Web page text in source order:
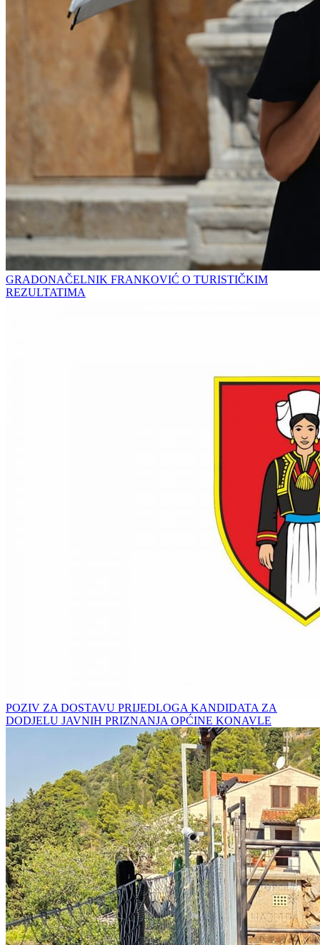
GRADONAČELNIK FRANKOVIĆ O TURISTIČKIM
REZULTATIMA
POZIV ZA DOSTAVU PRIJEDLOGA KANDIDATA ZA
DODJELU JAVNIH PRIZNANJA OPĆINE KONAVLE